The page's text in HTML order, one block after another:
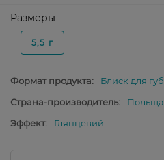
Размеры
5,5 г
Формат продукта:
Блиск для губ
Страна-производитель:
Польща
Эффект:
Глянцевий